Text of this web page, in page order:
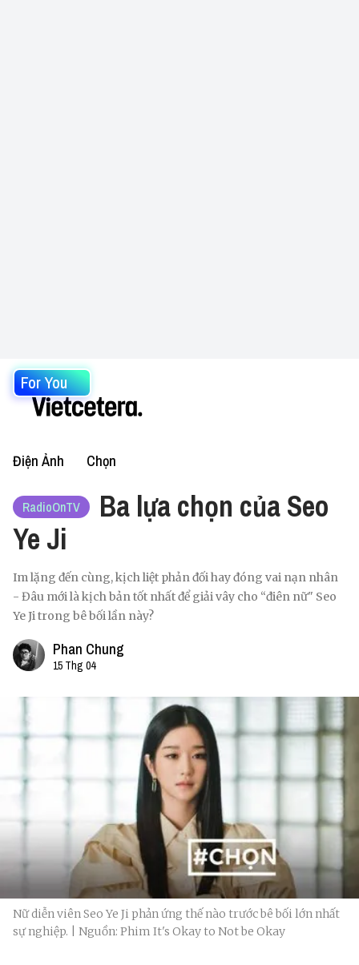
For You
Điện Ảnh Chọn
RadioOnTV
Ba lựa chọn của Seo
Ye Ji
Im lặng đến cùng, kịch liệt phản đối hay đóng vai nạn nhân
- Đâu mới là kịch bản tốt nhất để giải vây cho “điên nữ" Seo
Ye Ji trong bê bối lần này?
Phan Chung
15 Thg 04
Nữ diễn viên Seo Ye Ji phản ứng thế nào trước bê bối lớn nhất
sự nghiệp. | Nguồn: Phim It's Okay to Not be Okay